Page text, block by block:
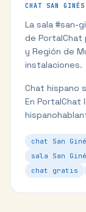
CHAT SAN
La sala #san-
de PortalChat
y Región de
instalaciones.
Chat hispano
En
chat San
sala San
chat gratis